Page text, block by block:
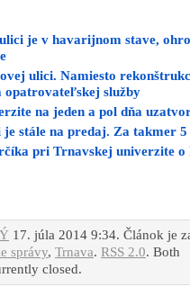
je v havarijnom stave,
ulici. Namiesto
opatrovateľskej služby
na jeden a pol dňa
stále na predaj. Za takmer
pri Trnavskej univerzite o
17. júla 2014 9:34. Článok je
správy, Trnava. RSS 2.0. Both
closed.